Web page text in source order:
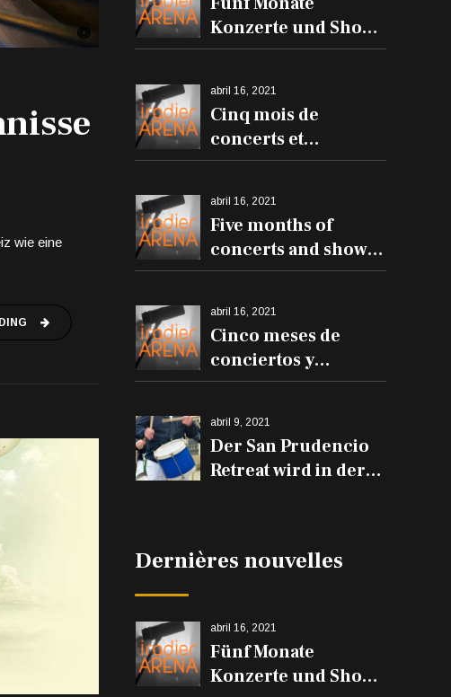
wie eine
Konzerte und Shows
in der Iradier Arena
abril 16, 2021
Cinq mois de
concerts et
spectacles à l'Iradier
abril 16, 2021
Five months of
concerts and shows
at the Iradier Arena
abril 16, 2021
Cinco meses de
conciertos y
espectáculos en el
abril 9, 2021
Der San Prudencio
Retreat wird in der
erklingen
Dernières nouvelles
abril 16, 2021
Fünf Monate
Konzerte und Shows